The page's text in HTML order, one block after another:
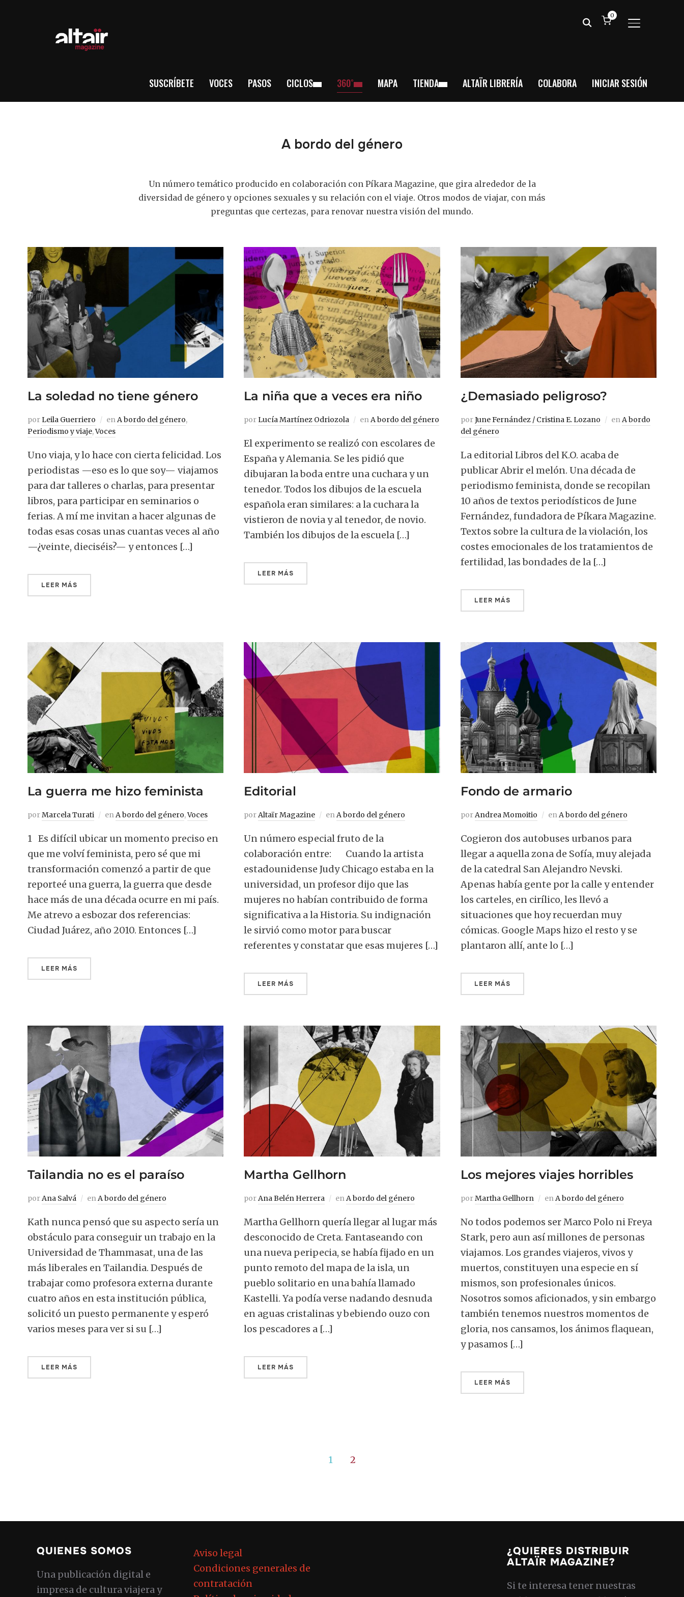
ALTERNAR
0
SUSCRÍBETE VOCES PASOS CICLOS 360˚ MAPA TIENDA ALTAÏR LIBRERÍA COLABORA INICIAR SESIÓN
A bordo del género
Un número temático producido en colaboración con Píkara Magazine, que gira alrededor de la
diversidad de género y opciones sexuales y su relación con el viaje. Otros modos de viajar, con más
preguntas que certezas, para renovar nuestra visión del mundo.
La soledad no tiene género
porLeila Guerriero enA bordo del género,
Periodismo y viaje,Voces
Uno viaja, y lo hace con cierta felicidad. Los
periodistas —eso es lo que soy— viajamos
para dar talleres o charlas, para presentar
libros, para participar en seminarios o
ferias. A mí me invitan a hacer algunas de
todas esas cosas unas cuantas veces al año
—¿veinte, dieciséis?— y entonces […]
LEER MÁS
La niña que a veces era niño
porLucía Martínez Odriozola enA bordo del género
El experimento se realizó con escolares de
España y Alemania. Se les pidió que
dibujaran la boda entre una cuchara y un
tenedor. Todos los dibujos de la escuela
española eran similares: a la cuchara la
vistieron de novia y al tenedor, de novio.
También los dibujos de la escuela […]
LEER MÁS
¿Demasiado peligroso?
porJune Fernández / Cristina E. Lozano enA bordo
del género
La editorial Libros del K.O. acaba de
publicar Abrir el melón. Una década de
periodismo feminista, donde se recopilan
10 años de textos periodísticos de June
Fernández, fundadora de Píkara Magazine.
Textos sobre la cultura de la violación, los
costes emocionales de los tratamientos de
fertilidad, las bondades de la […]
LEER MÁS
La guerra me hizo feminista
porMarcela Turati enA bordo del género,Voces
1 Es difícil ubicar un momento preciso en
que me volví feminista, pero sé que mi
transformación comenzó a partir de que
reporteé una guerra, la guerra que desde
hace más de una década ocurre en mi país.
Me atrevo a esbozar dos referencias:
Ciudad Juárez, año 2010. Entonces […]
LEER MÁS
Editorial
porAltaïr Magazine enA bordo del género
Un número especial fruto de la
colaboración entre: Cuando la artista
estadounidense Judy Chicago estaba en la
universidad, un profesor dijo que las
mujeres no habían contribuido de forma
significativa a la Historia. Su indignación
le sirvió como motor para buscar
referentes y constatar que esas mujeres […]
LEER MÁS
Fondo de armario
porAndrea Momoitio enA bordo del género
Cogieron dos autobuses urbanos para
llegar a aquella zona de Sofía, muy alejada
de la catedral San Alejandro Nevski.
Apenas había gente por la calle y entender
los carteles, en cirílico, les llevó a
situaciones que hoy recuerdan muy
cómicas. Google Maps hizo el resto y se
plantaron allí, ante lo […]
LEER MÁS
Tailandia no es el paraíso
porAna Salvá enA bordo del género
Kath nunca pensó que su aspecto sería un
obstáculo para conseguir un trabajo en la
Universidad de Thammasat, una de las
más liberales en Tailandia. Después de
trabajar como profesora externa durante
cuatro años en esta institución pública,
solicitó un puesto permanente y esperó
varios meses para ver si su […]
LEER MÁS
Martha Gellhorn
porAna Belén Herrera enA bordo del género
Martha Gellhorn quería llegar al lugar más
desconocido de Creta. Fantaseando con
una nueva peripecia, se había fijado en un
punto remoto del mapa de la isla, un
pueblo solitario en una bahía llamado
Kastelli. Ya podía verse nadando desnuda
en aguas cristalinas y bebiendo ouzo con
los pescadores a […]
LEER MÁS
Los mejores viajes horribles
porMartha Gellhorn enA bordo del género
No todos podemos ser Marco Polo ni Freya
Stark, pero aun así millones de personas
viajamos. Los grandes viajeros, vivos y
muertos, constituyen una especie en sí
mismos, son profesionales únicos.
Nosotros somos aficionados, y sin embargo
también tenemos nuestros momentos de
gloria, nos cansamos, los ánimos flaquean,
y pasamos […]
LEER MÁS
1 2
QUIENES SOMOS
Una publicación digital e
impresa de cultura viajera y
Aviso legal
Condiciones generales de
contratación
¿QUIERES DISTRIBUIR
ALTAÏR MAGAZINE?
Si te interesa tener nuestras